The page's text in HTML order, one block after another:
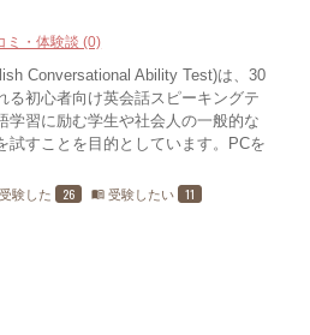
ミ・体験談 (0)
Conversational Ability Test)は、30
る初心者向け英会話スピーキングテ
学習に励む学生や社会人の一般的な
試すことを目的としています。PCを
受験した 26 menu_book 受験したい 11